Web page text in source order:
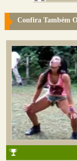
Confira Também